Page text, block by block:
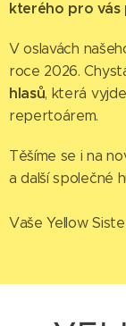
kterého pro vás
V oslavách
roce 2026.
hlasů, která
repertoárem.
Těšíme se i na
a další společné
Vaše Yellow